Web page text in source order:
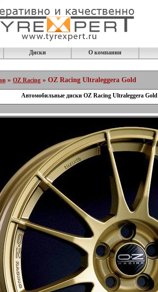
Диски О компании
» OZ Racing » OZ Racing Ultraleggera Gold
Автомобильные диски OZ Racing Ultraleggera Gold